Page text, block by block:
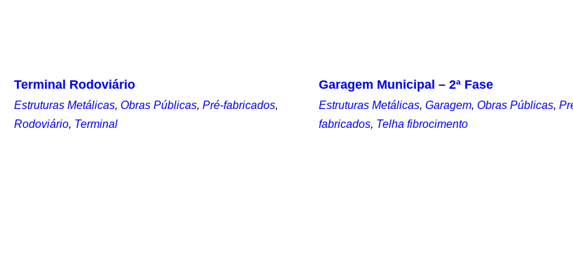
Terminal Rodoviário
Estruturas Metálicas, Obras Públicas, Pré-fabricados,
Rodoviário, Terminal
Garagem Municipal – 2ª Fase
Estruturas Metálicas, Garagem, Obras Públicas,
fabricados, Telha fibrocimento